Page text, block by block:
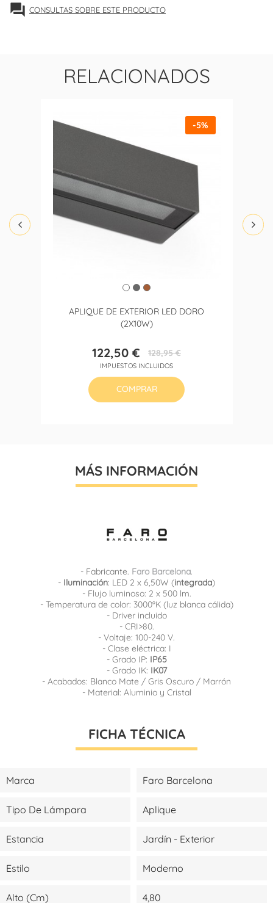
forum CONSULTAS SOBRE ESTE PRODUCTO
RELACIONADOS
APLIQUE DE EXTERIOR LED DORO
(2X10W)
Precio
122,50 €Precio
base
128,95 €
IMPUESTOS INCLUIDOS
-5%
COMPRAR
MÁS INFORMACIÓN
- Fabricante. Faro Barcelona.
- Iluminación: LED 2 x 6,50W (integrada)
- Flujo luminoso: 2 x 500 lm.
- Temperatura de color: 3000ºK (luz blanca cálida)
- Driver incluido
- CRI>80.
- Voltaje: 100-240 V.
- Clase eléctrica: I
- Grado IP: IP65
- Grado IK: IK07
- Acabados: Blanco Mate / Gris Oscuro / Marrón
- Material: Aluminio y Cristal
FICHA TÉCNICA
Marca Faro Barcelona
Tipo De Lámpara Aplique
Estancia Jardín - Exterior
Estilo Moderno
Alto (cm) 4,80